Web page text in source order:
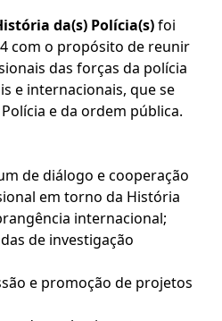
da(s) Polícia(s)foi
com o propósito de reunir
das forças da polícia
e internacionais, que se
e da ordem pública.
de diálogo e cooperação
em torno da História
internacional;
de investigação
e promoção de projetos